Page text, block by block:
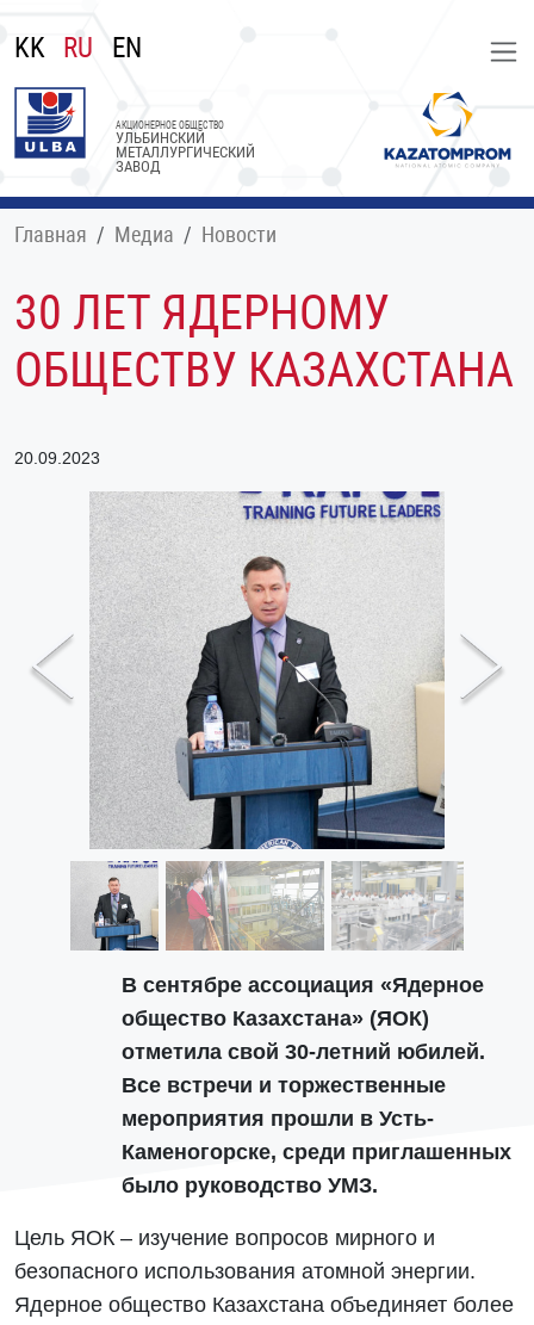
KK RU EN
УЛЬБИНСКИЙ
МЕТАЛЛУРГИЧЕСКИЙ
ЗАВОД
АКЦИОНЕРНОЕ ОБЩЕСТВО
Главная Медиа Новости
30 ЛЕТ ЯДЕРНОМУ
ОБЩЕСТВУ КАЗАХСТАНА
20.09.2023
Previous Next
В сентябре ассоциация «Ядерное
общество Казахстана» (ЯОК)
отметила свой 30-летний юбилей.
Все встречи и торжественные
мероприятия прошли в Усть-
Каменогорске, среди приглашенных
было руководство УМЗ.
Цель ЯОК – изучение вопросов мирного и
безопасного использования атомной энергии.
Ядерное общество Казахстана объединяет более